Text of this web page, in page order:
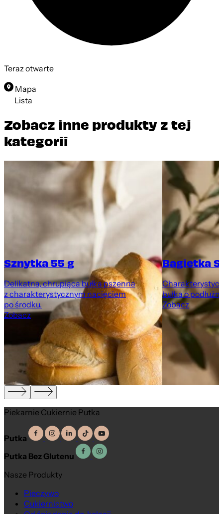
Teraz otwarte
Mapa
Lista
Zobacz inne produkty z tej
kategorii
Sznytka 55 g
Delikatna, chrupiąca bułka pszenna
z charakterystycznym nacięciem
po środku.
Zobacz
Bagietka
bułka o
Zobacz
Piekarnie Cukiernie Putka
Putka
Putka Bez Glutenu
Nasze Produkty
Pieczywo
Cukiernictwo